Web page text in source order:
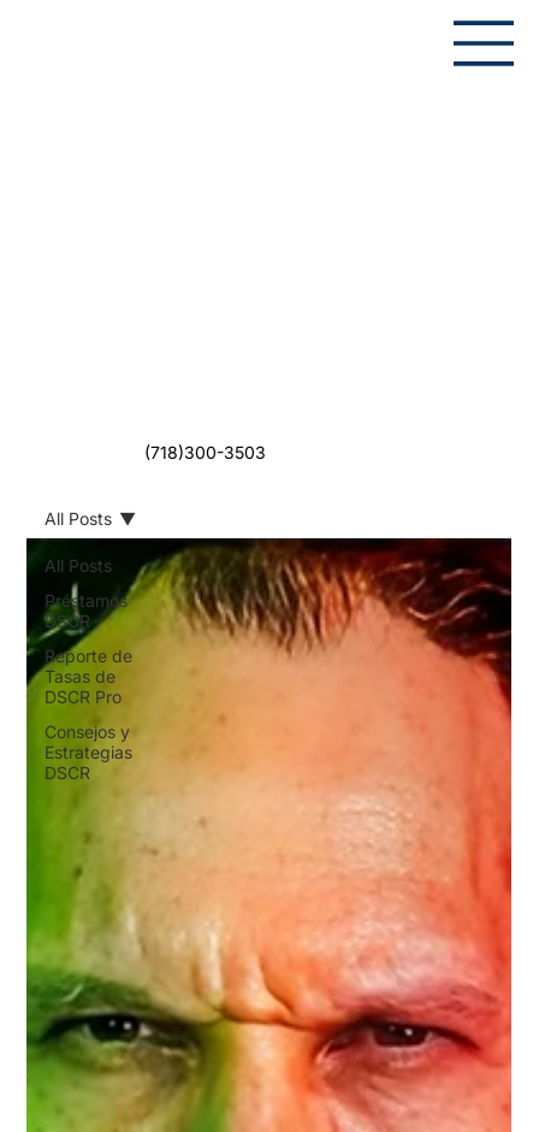
(718)300-3503
All Posts
Préstamos
DSCR
Reporte de
Tasas de
DSCR Pro
Consejos y
Estrategias
DSCR
All Posts